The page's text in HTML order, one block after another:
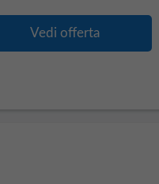
Vedi offerta